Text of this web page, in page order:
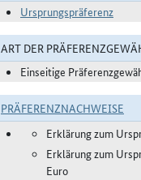
Ursprungspräferenz
ART DER
Einseitige
PRÄFERENZNACHWEISE
Erklärung zum
Erklärung zum
Euro